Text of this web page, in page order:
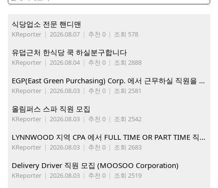
식당업소 전문 핸디맨
KReporter | 2026.08.07 | 추천 0 | 조회 578
유덥근처 한식당 쿡 하실분구합니다
KReporter | 2026.08.04 | 추천 0 | 조회 2888
EGP(East Green Purchasing) Corp. 에서 근무하실 직원을 아래와 같이 모집합니다.
KReporter | 2026.08.03 | 추천 0 | 조회 2581
올림퍼스 스파 직원 모집
KReporter | 2026.08.03 | 추천 0 | 조회 2542
LYNNWOOD 지역 CPA 에서 FULL TIME OR PART TIME 직원을 찾습니다
KReporter | 2026.08.03 | 추천 0 | 조회 2683
Delivery Driver 직원 모집 (MOOSOO Corporation)
KReporter | 2026.08.03 | 추천 0 | 조회 2519